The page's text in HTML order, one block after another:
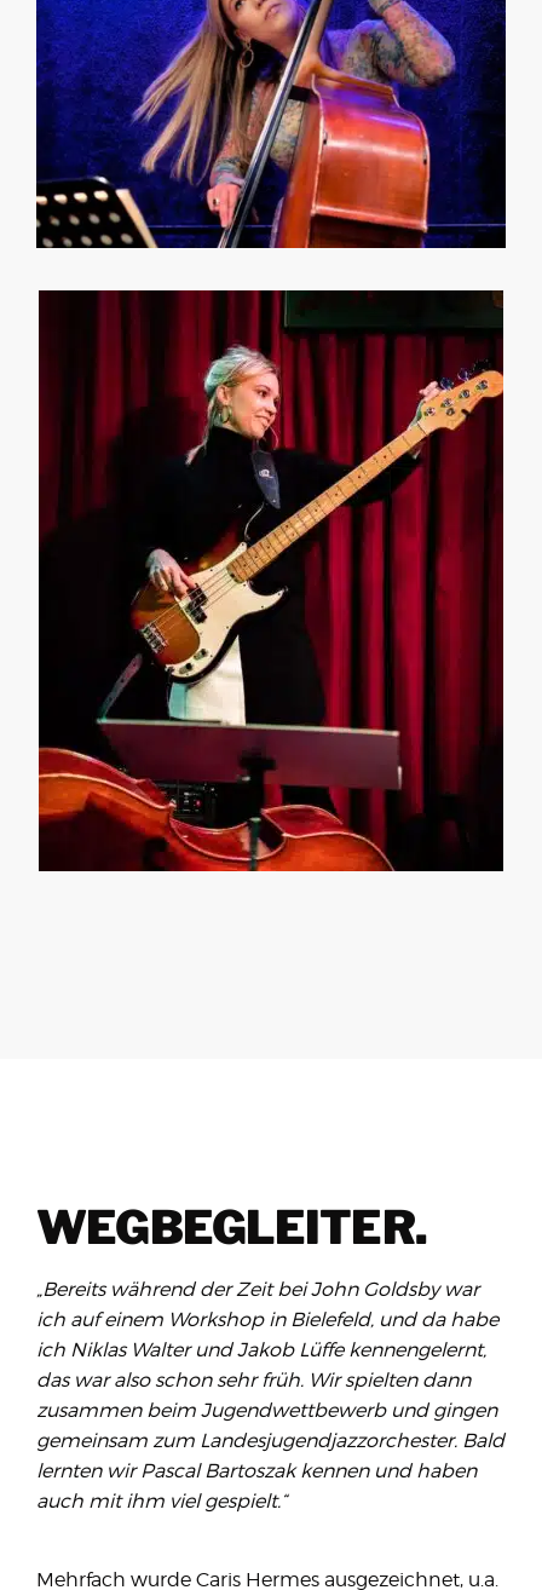
WEGBEGLEITER.
„Bereits während der Zeit bei John Goldsby war
ich auf einem Workshop in Bielefeld, und da habe
ich Niklas Walter und Jakob Lüffe kennengelernt,
das war also schon sehr früh. Wir spielten dann
zusammen beim Jugendwettbewerb und gingen
gemeinsam zum Landesjugendjazzorchester. Bald
lernten wir Pascal Bartoszak kennen und haben
auch mit ihm viel gespielt.“
Mehrfach wurde Caris Hermes ausgezeichnet, u.a.